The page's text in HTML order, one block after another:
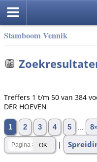
Stamboom Vennik
Treffers 1 t/m 50 van 384
DER HOEVEN
1 2 3 4 5
|